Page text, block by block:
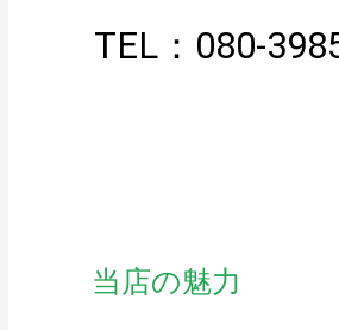
TEL：080-
当店の魅力